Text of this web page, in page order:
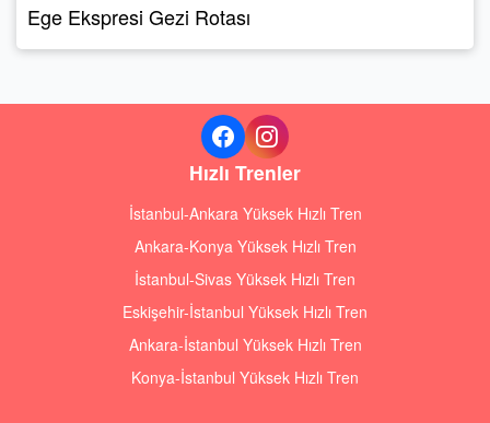
Ege Ekspresi Gezi Rotası
Hızlı Trenler
İstanbul-Ankara Yüksek Hızlı Tren
Ankara-Konya Yüksek Hızlı Tren
İstanbul-Sivas Yüksek Hızlı Tren
Eskişehir-İstanbul Yüksek Hızlı Tren
Ankara-İstanbul Yüksek Hızlı Tren
Konya-İstanbul Yüksek Hızlı Tren